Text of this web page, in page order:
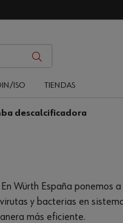
ISO TIENDAS
descalcificadora
Würth España ponemos
y bacterias en
más eficiente.